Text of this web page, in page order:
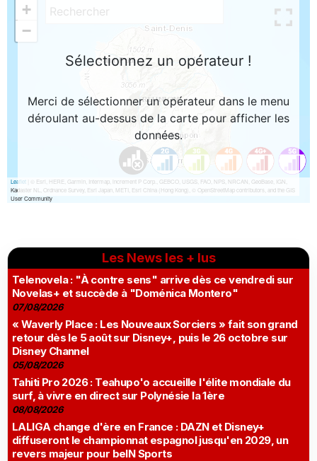
Les News les + lus
Telenovela : "À contre sens" arrive dès ce vendredi sur
Novelas+ et succède à "Doménica Montero"
07/08/2026
« Waverly Place : Les Nouveaux Sorciers » fait son grand
retour dès le 5 août sur Disney+, puis le 26 octobre sur
Disney Channel
05/08/2026
Tahiti Pro 2026 : Teahupo'o accueille l'élite mondiale du
surf, à vivre en direct sur Polynésie la 1ère
08/08/2026
LALIGA change d'ère en France : DAZN et Disney+
diffuseront le championnat espagnol jusqu'en 2029, un
revers majeur pour beIN Sports